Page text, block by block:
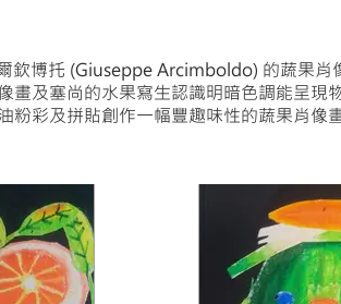
欽博托 (Giuseppe Arcimboldo) 的蔬果肖
畫及塞尚的水果寫生認識明暗色調能呈現
粉彩及拼貼創作一幅豐趣味性的蔬果肖像